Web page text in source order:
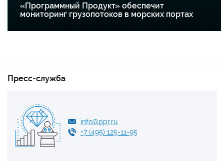
«Программный Продукт» обеспечит
мониторинг грузопотоков в морских портах
Пресс-служба
info@ppr.ru
+7 (495) 125-11-95